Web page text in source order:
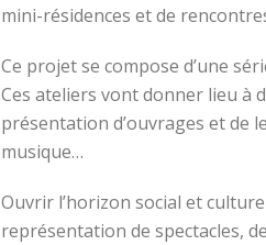
mini-résidences et de
Ce projet se compose d’une
Ces ateliers vont donner lieu à
présentation d’ouvrages et de
musique…
Ouvrir l’horizon social et
représentation de spectacles,